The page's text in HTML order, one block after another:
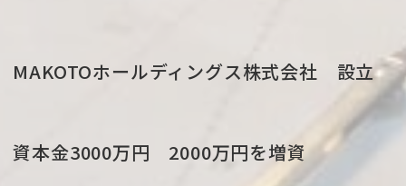
MAKOTOホールディングス株式会社 設立
資本金3000万円 2000万円を増資